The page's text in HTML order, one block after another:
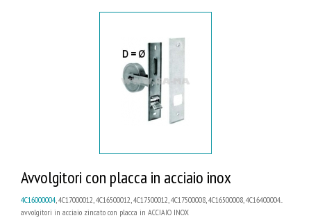
Avvolgitori con placca in acciaio inox
4C16000004 , 4C17000012, 4C16500012, 4C17500012, 4C17500008, 4C16500008, 4C16400004...
avvolgitori in acciaio zincato con placca in ACCIAIO INOX